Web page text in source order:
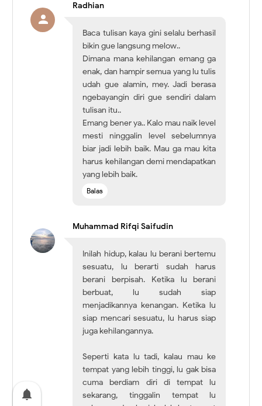
Radhian
Baca tulisan kaya gini selalu berhasil
bikin gue langsung melow..
Dimana mana kehilangan emang ga
enak, dan hampir semua yang lu tulis
udah gue alamin, mey. Jadi berasa
ngebayangin diri gue sendiri dalam
tulisan itu..
Emang bener ya.. Kalo mau naik level
mesti ninggalin level sebelumnya
biar jadi lebih baik. Mau ga mau kita
harus kehilangan demi mendapatkan
yang lebih baik.
Balas
Muhammad Rifqi Saifudin
Inilah hidup, kalau lu berani bertemu
sesuatu, lu berarti sudah harus
berani berpisah. Ketika lu berani
berbuat, lu sudah siap
menjadikannya kenangan. Ketika lu
siap mencari sesuatu, lu harus siap
juga kehilangannya.
Seperti kata lu tadi, kalau mau ke
tempat yang lebih tinggi, lu gak bisa
cuma berdiam diri di tempat lu
sekarang, tinggalin tempat lu
notifications